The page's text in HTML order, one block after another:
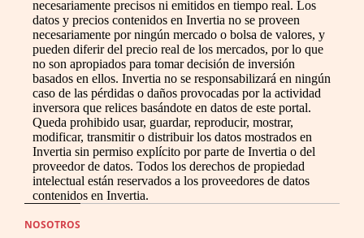
necesariamente precisos ni emitidos en tiempo real. Los
datos y precios contenidos en Invertia no se proveen
necesariamente por ningún mercado o bolsa de valores, y
pueden diferir del precio real de los mercados, por lo que
no son apropiados para tomar decisión de inversión
basados en ellos. Invertia no se responsabilizará en ningún
caso de las pérdidas o daños provocadas por la actividad
inversora que relices basándote en datos de este portal.
Queda prohibido usar, guardar, reproducir, mostrar,
modificar, transmitir o distribuir los datos mostrados en
Invertia sin permiso explícito por parte de Invertia o del
proveedor de datos. Todos los derechos de propiedad
intelectual están reservados a los proveedores de datos
contenidos en Invertia.
NOSOTROS